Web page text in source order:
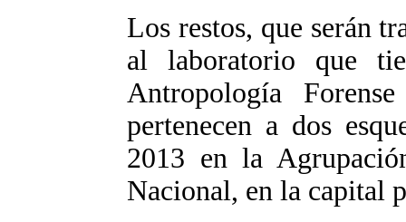
Los restos, que serán
al laboratorio que
Antropología
pertenecen a dos
2013 en la
Nacional, en la capital